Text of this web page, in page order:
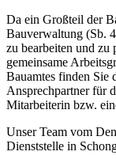
Da ein Großteil der
Bauverwaltung (Sb.
zu bearbeiten und zu
gemeinsame
Bauamtes finden Sie
Ansprechpartner für
Mitarbeiterin bzw.
Unser Team vom
Dienststelle in